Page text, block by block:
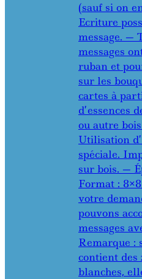
(sauf si on
Ecriture
message. —
messages
ruban et
sur les
cartes à
d’essences
ou autre
Utilisation
spéciale.
sur bois. —
Format :
votre
pouvons
messages
Remarque :
contient des
blanches,